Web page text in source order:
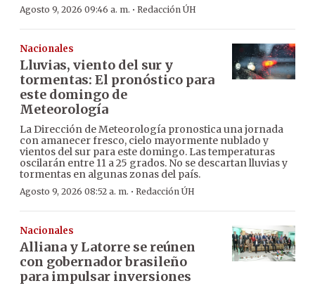
Agosto 9, 2026 09:46 a. m. · Redacción ÚH
Nacionales
Lluvias, viento del sur y
tormentas: El pronóstico para
este domingo de
Meteorología
La Dirección de Meteorología pronostica una jornada
con amanecer fresco, cielo mayormente nublado y
vientos del sur para este domingo. Las temperaturas
oscilarán entre 11 a 25 grados. No se descartan lluvias y
tormentas en algunas zonas del país.
Agosto 9, 2026 08:52 a. m. · Redacción ÚH
Nacionales
Alliana y Latorre se reúnen
con gobernador brasileño
para impulsar inversiones